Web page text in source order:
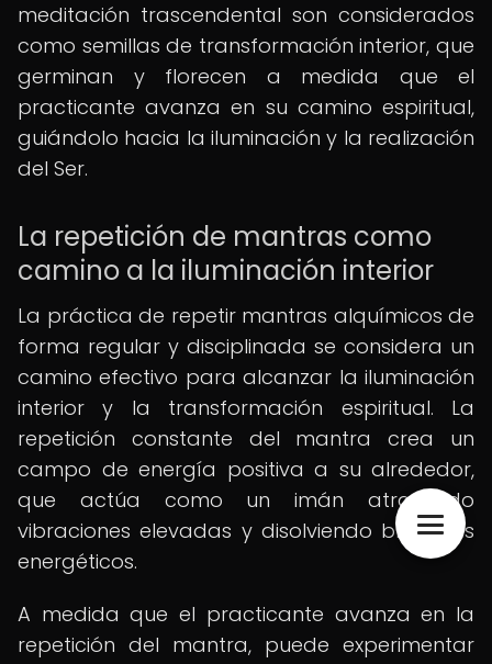
meditación trascendental son considerados
como semillas de transformación interior, que
germinan y florecen a medida que el
practicante avanza en su camino espiritual,
guiándolo hacia la iluminación y la realización
del Ser.
La repetición de mantras como
camino a la iluminación interior
La práctica de repetir mantras alquímicos de
forma regular y disciplinada se considera un
camino efectivo para alcanzar la iluminación
interior y la transformación espiritual. La
repetición constante del mantra crea un
campo de energía positiva a su alrededor,
que actúa como un imán atrayendo
vibraciones elevadas y disolviendo bloqueos
energéticos.
A medida que el practicante avanza en la
repetición del mantra, puede experimentar